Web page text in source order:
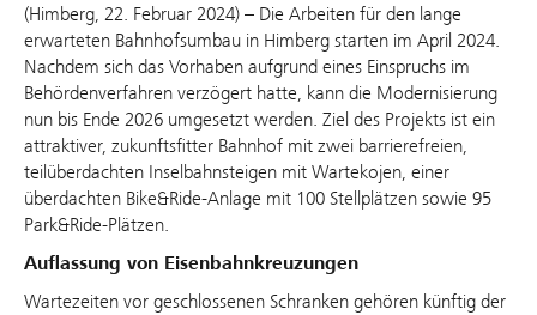
(Himberg, 22. Februar 2024) – Die Arbeiten für den lange
erwarteten Bahnhofsumbau in Himberg starten im April 2024.
Nachdem sich das Vorhaben aufgrund eines Einspruchs im
Behördenverfahren verzögert hatte, kann die Modernisierung
nun bis Ende 2026 umgesetzt werden. Ziel des Projekts ist ein
attraktiver, zukunftsfitter Bahnhof mit zwei barrierefreien,
teilüberdachten Inselbahnsteigen mit Wartekojen, einer
überdachten Bike&Ride-Anlage mit 100 Stellplätzen sowie 95
Park&Ride-Plätzen.
Auflassung von Eisenbahnkreuzungen
Wartezeiten vor geschlossenen Schranken gehören künftig der